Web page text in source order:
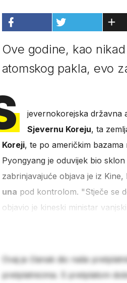
Ove godine, kao
atomskog pakla, evo
jevernokorejska državna
Sjevernu Koreju, ta
Koreji, te po američkim
Pyongyang je oduvijek bio
zabrinjavajuće objava je iz Kine,
una pod kontrolom. "Stječe se
objavio je kineski ministar
Ovaj je članak dio naše
pretplatnicima. S pretplatom